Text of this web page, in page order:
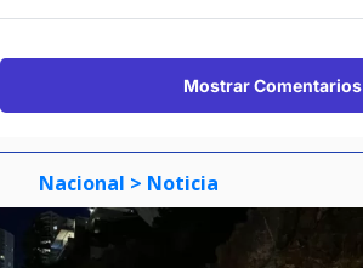
Mostrar Comentarios
Nacional > Noticia